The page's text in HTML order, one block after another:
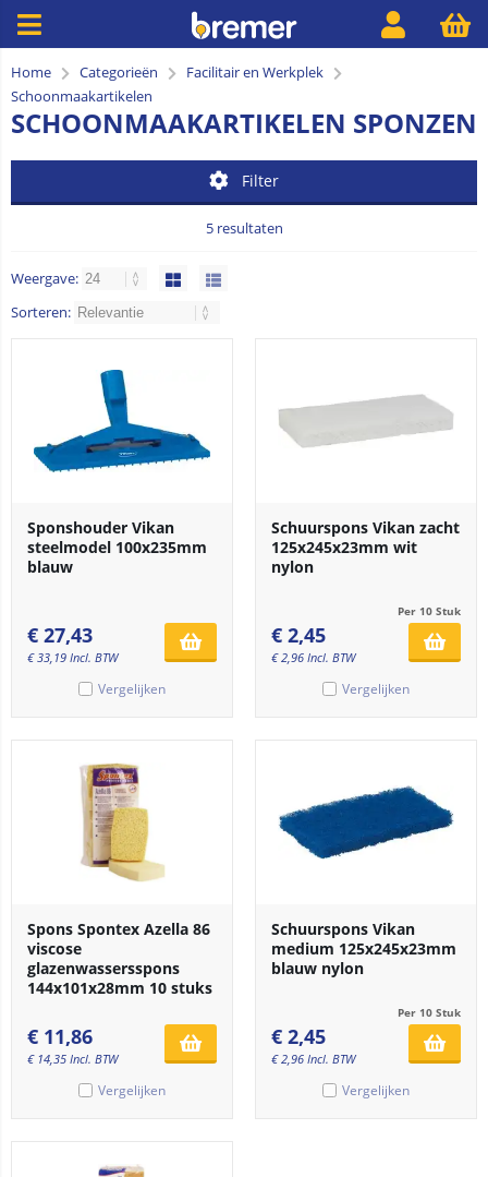
Home Categorieën
Facilitair en Werkplek
Schoonmaakartikelen
SCHOONMAAKARTIKELEN SPONZEN
Filter
5 resultaten
Weergave:
Sorteren:
Sponshouder Vikan
steelmodel 100x235mm
blauw
€ 27,43
€33,19 Incl. BTW
Vergelijken
Schuurspons Vikan zacht
125x245x23mm wit
nylon
Per 10 Stuk
€ 2,45
€2,96 Incl. BTW
Vergelijken
Spons Spontex Azella 86
viscose
glazenwassersspons
144x101x28mm 10 stuks
€ 11,86
€ 14,35 Incl. BTW
Vergelijken
Schuurspons Vikan
medium 125x245x23mm
blauw nylon
Per 10 Stuk
€ 2,45
€2,96 Incl. BTW
Vergelijken